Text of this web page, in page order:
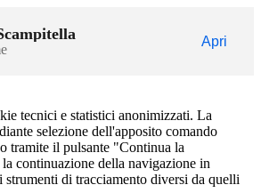
Apri
tecnici e statistici anonimizzati. La
selezione dell'apposito comando
tramite il pulsante "Continua la
continuazione della navigazione in
strumenti di tracciamento diversi da quelli